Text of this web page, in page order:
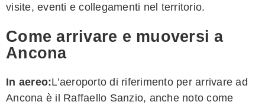
visite, eventi e collegamenti nel territorio.
Come arrivare e muoversi a
Ancona
In aereo:L’aeroporto di riferimento per arrivare ad
Ancona è il Raffaello Sanzio, anche noto come